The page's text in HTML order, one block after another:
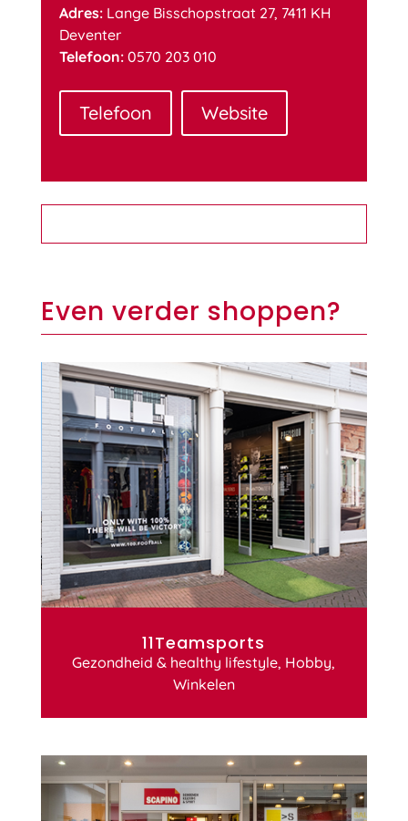
Adres:Lange Bisschopstraat 27, 7411 KH
Deventer
Telefoon:0570 203 010
Telefoon Website
Even verder shoppen?
11Teamsports
Gezondheid & healthy lifestyle, Hobby,
Winkelen